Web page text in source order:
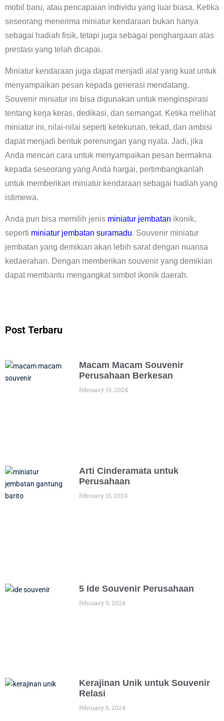
mobil baru, atau pencapaian individu yang luar biasa. Ketika
seseorang menerima miniatur kendaraan bukan hanya
sebagai hadiah fisik, tetapi juga sebagai penghargaan atas
prestasi yang telah dicapai.
Miniatur kendaraan juga dapat menjadi alat yang kuat untuk
menyampaikan pesan kepada generasi mendatang.
Souvenir miniatur ini bisa digunakan untuk menginspirasi
tentang kerja keras, dedikasi, dan semangat. Ketika melihat
miniatur ini, nilai-nilai seperti ketekunan, tekad, dan ambisi
dapat menjadi bentuk perenungan yang nyata. Jadi, jika
Anda mencari cara untuk menyampaikan pesan bermakna
kepada seseorang yang Anda hargai, pertimbangkanlah
untuk memberikan miniatur kendaraan sebagai hadiah yang
istimewa.
Anda pun bisa memilih jenis miniatur jembatan ikonik,
seperti miniatur jembatan suramadu. Souvenir miniatur
jembatan yang demikian akan lebih sarat dengan nuansa
kedaerahan. Dengan memberikan souvenir yang demikian
dapat membantu mengangkat simbol ikonik daerah.
Post Terbaru
Macam Macam Souvenir
Perusahaan Berkesan
February 19, 2024
Arti Cinderamata untuk
Perusahaan
February 15, 2024
5 Ide Souvenir Perusahaan
February 9, 2024
Kerajinan Unik untuk Souvenir
Relasi
February 6, 2024